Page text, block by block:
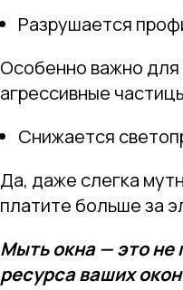
Разрушается
Особенно важно для
агрессивные
Снижается
Да, даже слегка
платите больше за
Мыть окна — это не
ресурса ваших